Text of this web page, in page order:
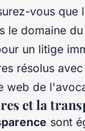
vous que
le domaine
un litige
résolus
web de
et la
sont